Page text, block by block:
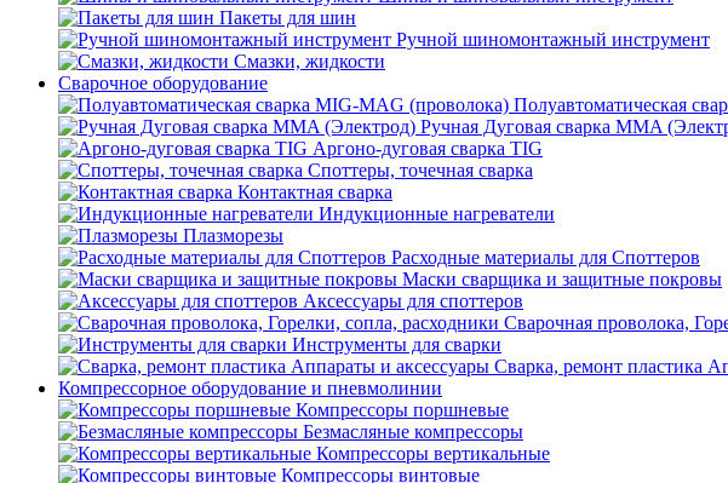
Пакеты для шин
Ручной шиномонтажный инструмент
Смазки, жидкости
Сварочное оборудование
Полуавтоматическая
Ручная Дуговая сварка MMA
Аргоно-дуговая сварка TIG
Споттеры, точечная сварка
Контактная сварка
Индукционные нагреватели
Плазморезы
Расходные материалы для Споттеров
Маски сварщика и защитные покровы
Аксессуары для споттеров
Сварочная проволока,
Инструменты для сварки
Сварка, ремонт пластика
Компрессорное оборудование и пневмолинии
Компрессоры поршневые
Безмасляные компрессоры
Компрессоры вертикальные
Компрессоры винтовые